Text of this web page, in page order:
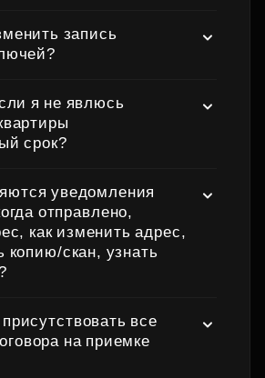
запись
я не явлюсь
срок?
уведомления
отправлено,
как изменить адрес,
копию/скан, узнать
все
на приемке